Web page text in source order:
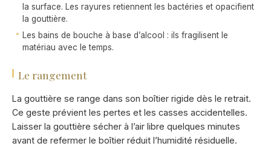
la surface. Les rayures retiennent les bactéries et opacifient
la gouttière.
Les bains de bouche à base d’alcool : ils fragilisent le
matériau avec le temps.
Le rangement
La gouttière se range dans son boîtier rigide dès le retrait.
Ce geste prévient les pertes et les casses accidentelles.
Laisser la gouttière sécher à l’air libre quelques minutes
avant de refermer le boîtier réduit l’humidité résiduelle.